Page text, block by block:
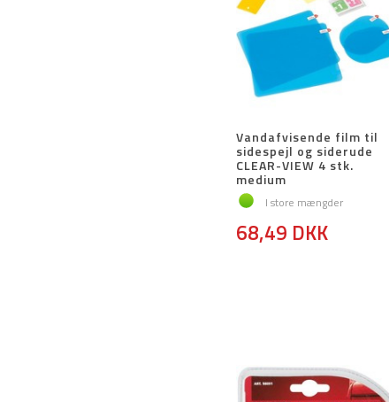
Vandafvisende film til
sidespejl og siderude
CLEAR-VIEW 4 stk.
medium
I store mængder
68,49 DKK